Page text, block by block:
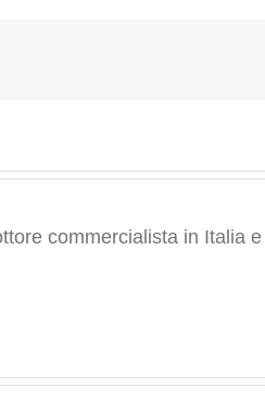
da
commercialista in Italia